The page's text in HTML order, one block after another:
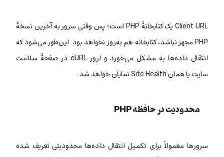
Client URL یک کتابخانۀ PHP است؛ پس وقتی سرور به آخرین نسخۀ
PHP مجهز نباشد، کتابخانه هم به‌روز نخواهد بود. این‌طور می‌شود که
انتقال داده‌ها به مشکل می‌خورد و ارور cURL در صفحۀ سلامت
سایت یا همان Site Health نمایان خواهد شد.
محدودیت در حافظه PHP
سرورها معمولاً برای تکمیل انتقال داده‌ها محدودیتی تعریف شده